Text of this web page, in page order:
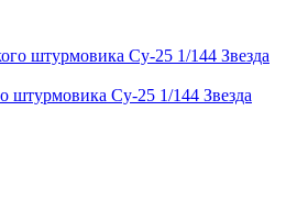
штурмовика Су-25 1/144 Звезда